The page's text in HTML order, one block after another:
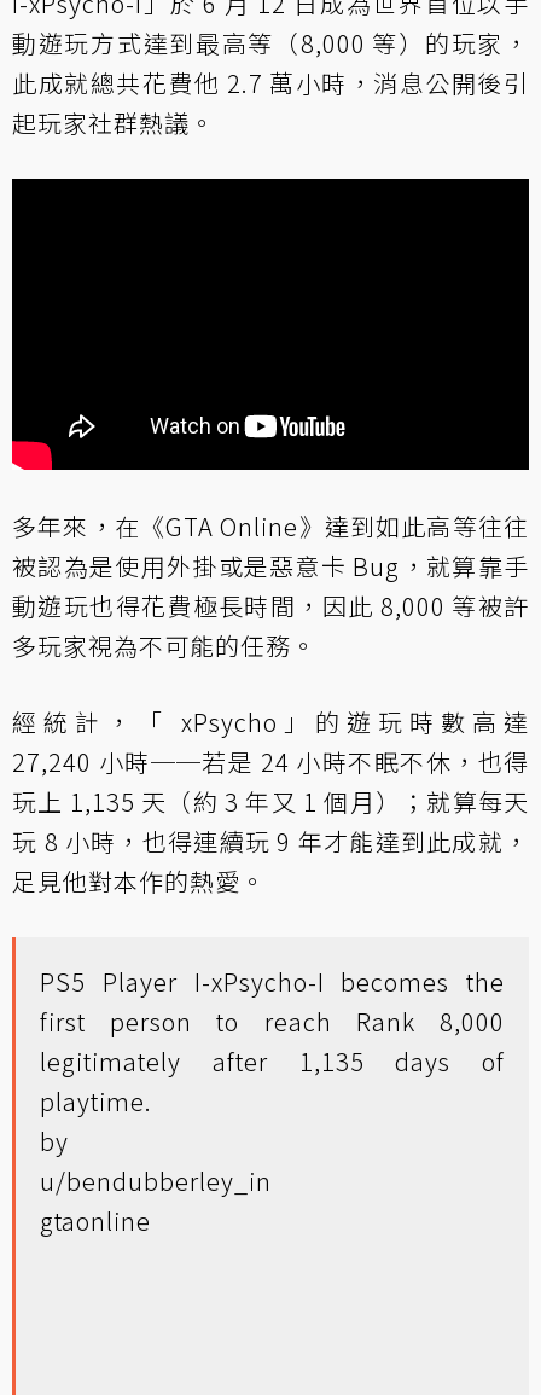
動遊玩方式達到最高等（8,000 等）的玩家，
此成就總共花費他 2.7 萬小時，消息公開後引
起玩家社群熱議。
多年來，在《GTA Online》達到如此高等往往
被認為是使用外掛或是惡意卡 Bug，就算靠手
動遊玩也得花費極長時間，因此 8,000 等被許
多玩家視為不可能的任務。
經統計，「 xPsycho」的遊玩時數高達
27,240 小時──若是 24 小時不眠不休，也得
玩上 1,135 天（約 3 年又 1 個月）；就算每天
玩 8 小時，也得連續玩 9 年才能達到此成就，
足見他對本作的熱愛。
PS5 Player I-xPsycho-I becomes the
first person to reach Rank 8,000
legitimately after 1,135 days of
playtime.
by
u/bendubberley_ in
gtaonline